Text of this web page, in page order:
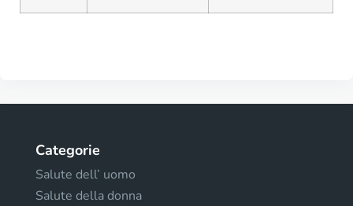
Categorie
Salute dell’ uomo
Salute della donna